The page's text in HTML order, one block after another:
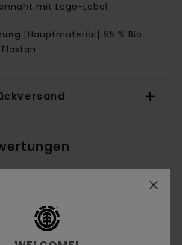
mit Logo-Label
[Hauptmaterial] 95 % Bio-
5.0